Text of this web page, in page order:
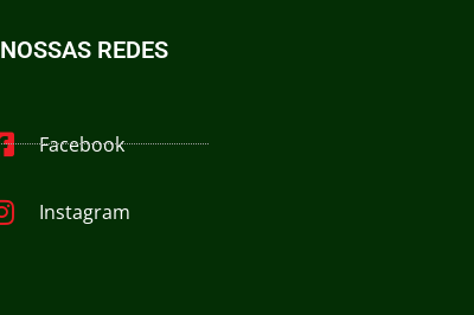
NOSSAS REDES
Facebook
Instagram